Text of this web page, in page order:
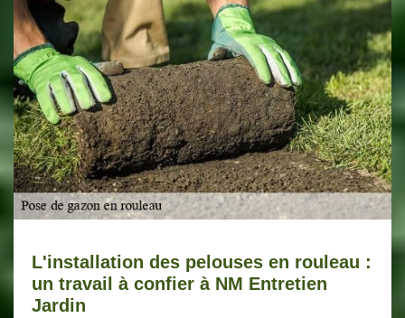
L'installation des pelouses en rouleau :
un travail à confier à NM Entretien
Jardin